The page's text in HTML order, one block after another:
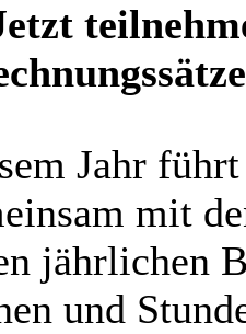
Jahr
mit
jährlichen
und